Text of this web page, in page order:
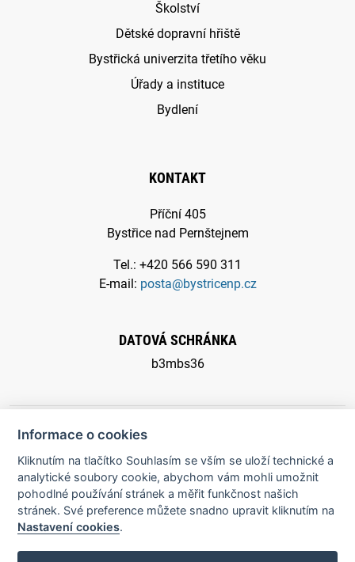
Informace o cookies
Kliknutím na tlačítko Souhlasím se vším se uloží technické a
analytické soubory cookie, abychom vám mohli umožnit
pohodlné používání stránek a měřit funkčnost našich
stránek. Své preference můžete snadno upravit kliknutím na
Nastavení cookies.
Školství
Dětské dopravní hřiště
Bystřická univerzita třetího věku
Úřady a instituce
Bydlení
KONTAKT
Příční 405
Bystřice nad Pernštejnem
Tel.: +420 566 590 311
E-mail: posta@bystricenp.cz
DATOVÁ SCHRÁNKA
b3mbs36
© 2026 Město Bystřice nad Pernštejnem - všechna práva
vyhrazena |Prohlášení o přístupnosti